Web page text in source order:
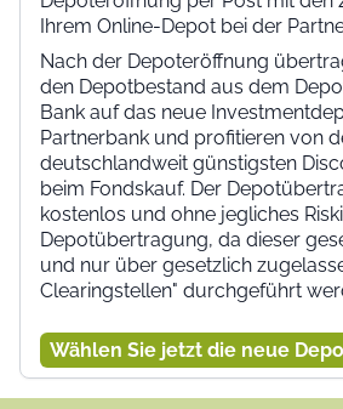
Ihrem Online-Depot bei der
Nach der Depoteröffnung
den Depotbestand aus dem
Bank auf das neue
Partnerbank und profitieren von
deutschlandweit günstigsten
beim Fondskauf. Der
kostenlos und ohne jegliches
Depotübertragung, da dieser
und nur über gesetzlich
Clearingstellen" durchgeführt
Wählen Sie jetzt die neue